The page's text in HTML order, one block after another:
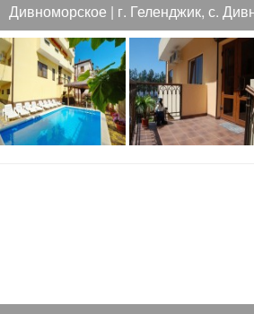
Дивноморское | г. Геленджик, с.